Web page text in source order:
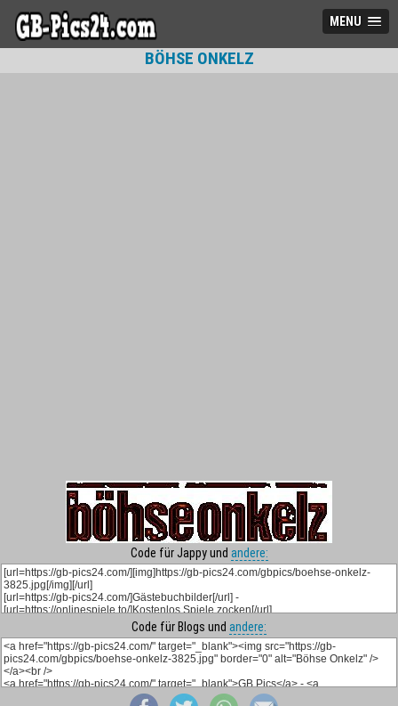
MENU
BÖHSE ONKELZ
Code für Jappy und andere:
Code für Blogs und andere: